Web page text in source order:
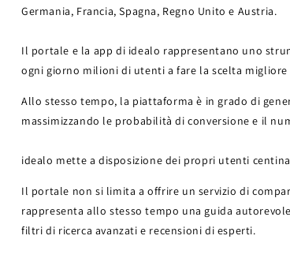
Germania, Francia, Spagna, Regno Unito e Austria.
Il portale e la app di idealo rappresentano uno
ogni giorno milioni di utenti a fare la scelta
Allo stesso tempo, la piattaforma è in grado di
massimizzando le probabilità di conversione e il
idealo mette a disposizione dei propri utenti
Il portale non si limita a offrire un servizio di
rappresenta allo stesso tempo una guida
filtri di ricerca avanzati e recensioni di esperti.